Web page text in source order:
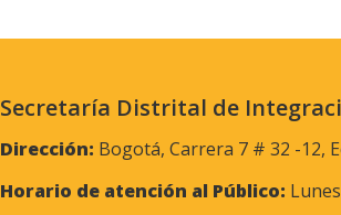
Secretaría Distrital de
Dirección: Bogotá, Carrera 7 # 32 -12,
Horario de atención al Público: